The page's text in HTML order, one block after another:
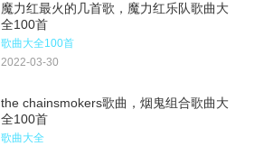
魔力红最火的几首歌，魔力红乐队歌曲大
全100首
歌曲大全100首
2022-03-30
the chainsmokers歌曲，烟鬼组合歌曲大
全100首
歌曲大全